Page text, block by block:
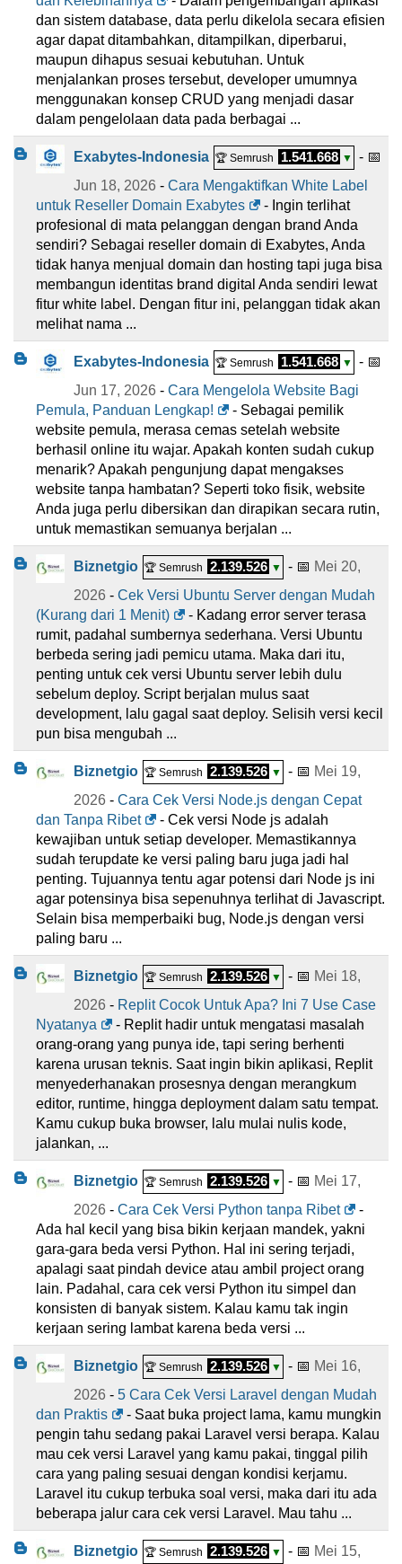
dan sistem database, data perlu dikelola secara efisien
agar dapat ditambahkan, ditampilkan, diperbarui,
maupun dihapus sesuai kebutuhan. Untuk
menjalankan proses tersebut, developer umumnya
menggunakan konsep CRUD yang menjadi dasar
dalam pengelolaan data pada berbagai ...
Exabytes-Indonesia 🏆 Semrush 1.541.668 ▼
- 📅
Jun 18, 2026 - Cara Mengaktifkan White Label
untuk Reseller Domain Exabytes
- Ingin terlihat
profesional di mata pelanggan dengan brand Anda
sendiri? Sebagai reseller domain di Exabytes, Anda
tidak hanya menjual domain dan hosting tapi juga bisa
membangun identitas brand digital Anda sendiri lewat
fitur white label. Dengan fitur ini, pelanggan tidak akan
melihat nama ...
Exabytes-Indonesia 🏆 Semrush 1.541.668 ▼
- 📅
Jun 17, 2026 - Cara Mengelola Website Bagi
Pemula, Panduan Lengkap!
- Sebagai pemilik
website pemula, merasa cemas setelah website
berhasil online itu wajar. Apakah konten sudah cukup
menarik? Apakah pengunjung dapat mengakses
website tanpa hambatan? Seperti toko fisik, website
Anda juga perlu dibersikan dan dirapikan secara rutin,
untuk memastikan semuanya berjalan ...
Biznetgio 🏆 Semrush 2.139.526 ▼ - 📅 Mei 20,
2026 - Cek Versi Ubuntu Server dengan Mudah
(Kurang dari 1 Menit)
- Kadang error server terasa
rumit, padahal sumbernya sederhana. Versi Ubuntu
berbeda sering jadi pemicu utama. Maka dari itu,
penting untuk cek versi Ubuntu server lebih dulu
sebelum deploy. Script berjalan mulus saat
development, lalu gagal saat deploy. Selisih versi kecil
pun bisa mengubah ...
Biznetgio 🏆 Semrush 2.139.526 ▼ - 📅 Mei 19,
2026 - Cara Cek Versi Node.js dengan Cepat
dan Tanpa Ribet
- Cek versi Node js adalah
kewajiban untuk setiap developer. Memastikannya
sudah terupdate ke versi paling baru juga jadi hal
penting. Tujuannya tentu agar potensi dari Node js ini
agar potensinya bisa sepenuhnya terlihat di Javascript.
Selain bisa memperbaiki bug, Node.js dengan versi
paling baru ...
Biznetgio 🏆 Semrush 2.139.526 ▼ - 📅 Mei 18,
2026 - Replit Cocok Untuk Apa? Ini 7 Use Case
Nyatanya
- Replit hadir untuk mengatasi masalah
orang-orang yang punya ide, tapi sering berhenti
karena urusan teknis. Saat ingin bikin aplikasi, Replit
menyederhanakan prosesnya dengan merangkum
editor, runtime, hingga deployment dalam satu tempat.
Kamu cukup buka browser, lalu mulai nulis kode,
jalankan, ...
Biznetgio 🏆 Semrush 2.139.526 ▼ - 📅 Mei 17,
2026 - Cara Cek Versi Python tanpa Ribet
-
Ada hal kecil yang bisa bikin kerjaan mandek, yakni
gara-gara beda versi Python. Hal ini sering terjadi,
apalagi saat pindah device atau ambil project orang
lain. Padahal, cara cek versi Python itu simpel dan
konsisten di banyak sistem. Kalau kamu tak ingin
kerjaan sering lambat karena beda versi ...
Biznetgio 🏆 Semrush 2.139.526 ▼ - 📅 Mei 16,
2026 - 5 Cara Cek Versi Laravel dengan Mudah
dan Praktis
- Saat buka project lama, kamu mungkin
pengin tahu sedang pakai Laravel versi berapa. Kalau
mau cek versi Laravel yang kamu pakai, tinggal pilih
cara yang paling sesuai dengan kondisi kerjamu.
Laravel itu cukup terbuka soal versi, maka dari itu ada
beberapa jalur cara cek versi Laravel. Mau tahu ...
Biznetgio 🏆 Semrush 2.139.526 ▼ - 📅 Mei 15,